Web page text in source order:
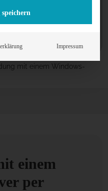
mit einem Windows-
einem
per
Impressum